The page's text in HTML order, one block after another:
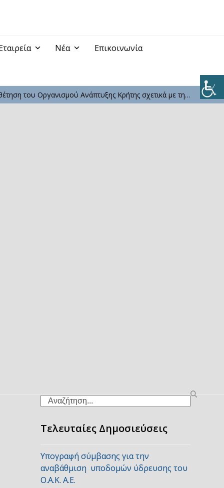
Νέα Επικοινωνία
του Οργανισμού Ανάπτυξης Κρήτης σχετικά με τη…
Search
Τελευταίες Δημοσιεύσεις
Υπογραφή σύμβασης για την
αναβάθμιση υποδομών ύδρευσης του
Ο.Α.Κ. Α.Ε.